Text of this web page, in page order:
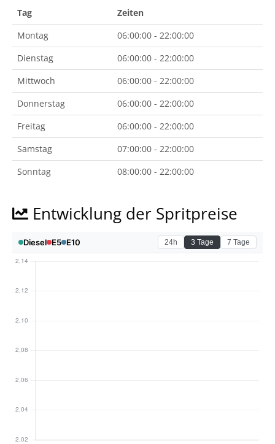
Tag
Zeiten
Montag
06:00:00 - 22:00:00
Dienstag
06:00:00 - 22:00:00
Mittwoch
06:00:00 - 22:00:00
Donnerstag
06:00:00 - 22:00:00
Freitag
06:00:00 - 22:00:00
Samstag
07:00:00 - 22:00:00
Sonntag
08:00:00 - 22:00:00
Entwicklung der Spritpreise